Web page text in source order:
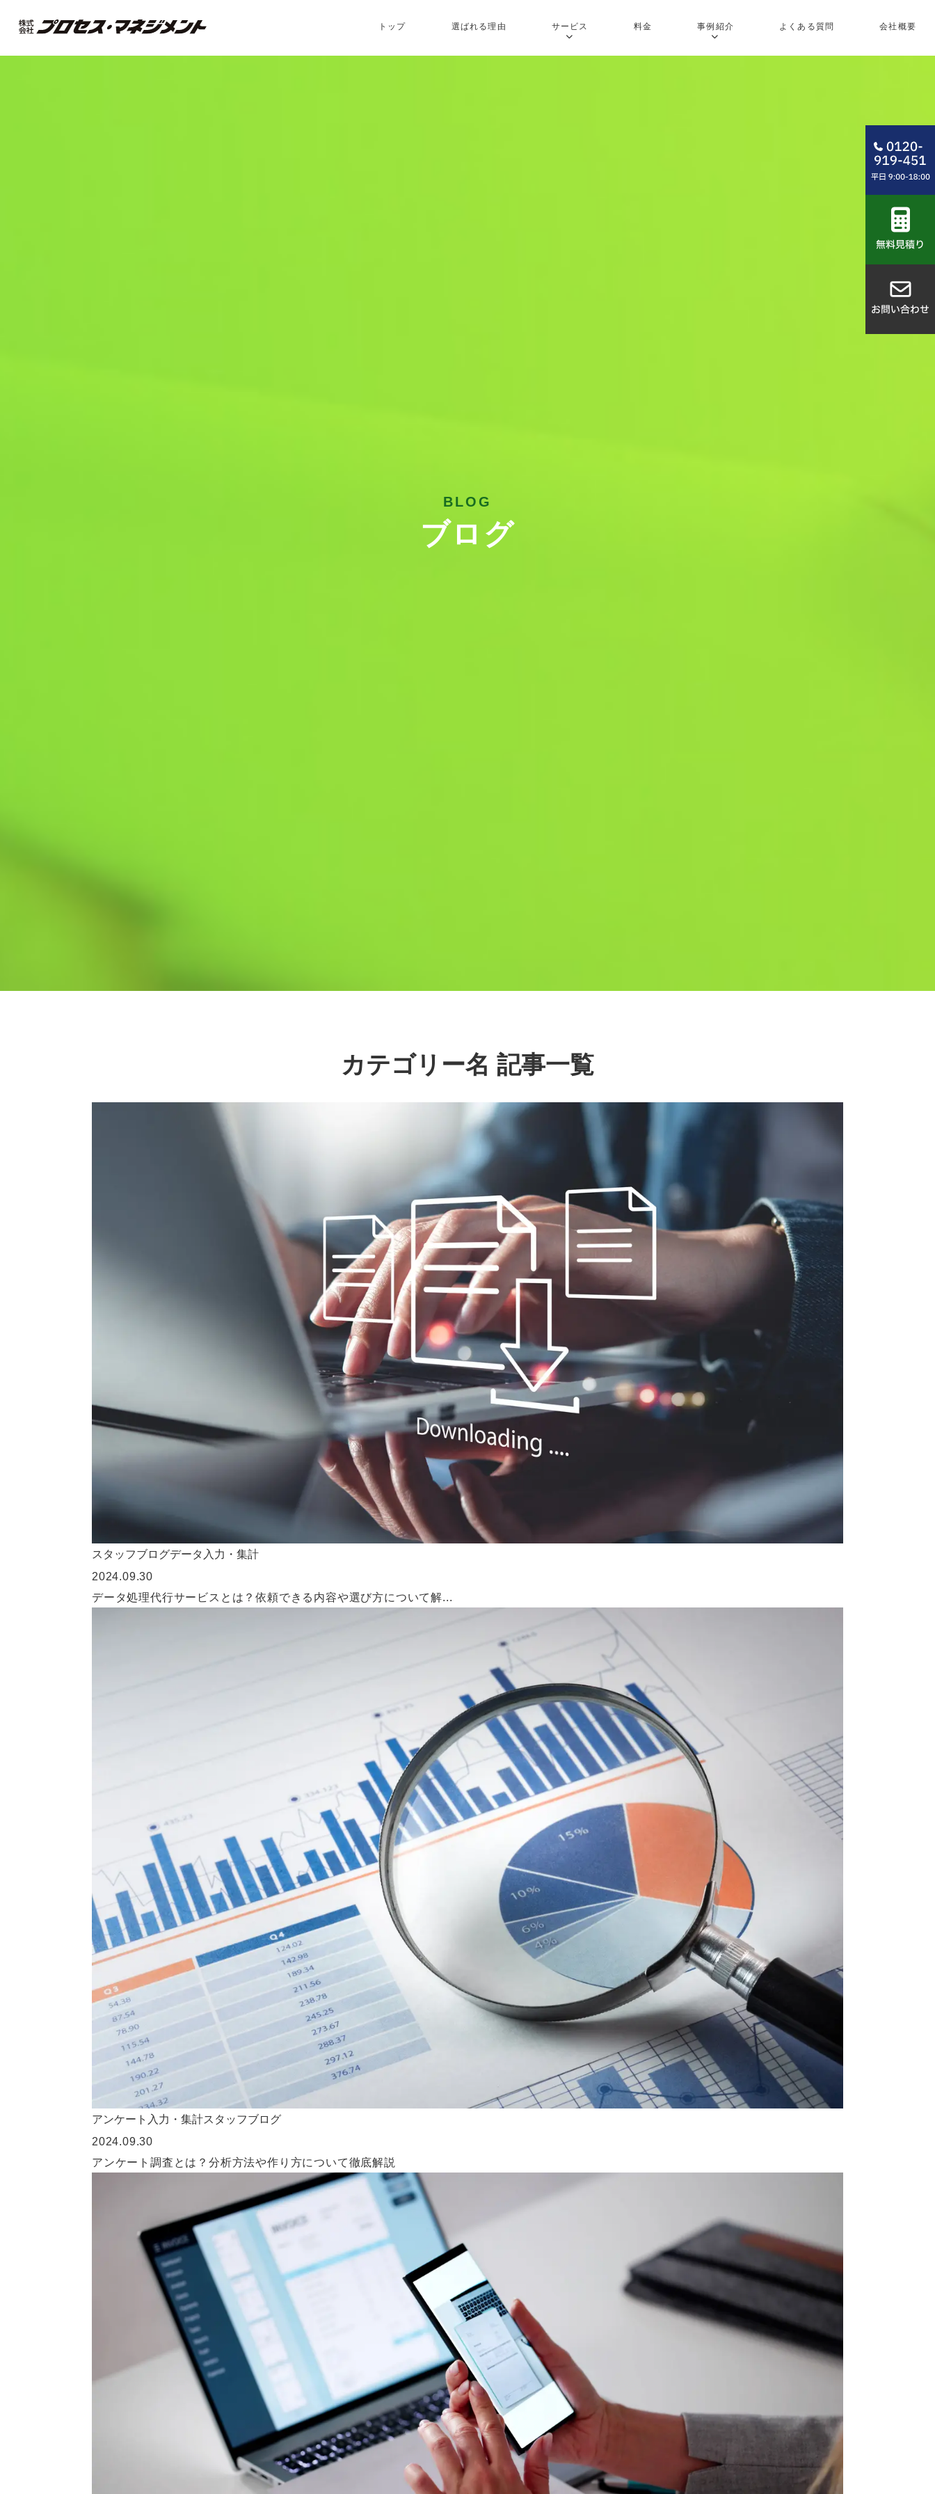
トップ 選ばれる理由 サービス 料金 事例紹介 よくある質問 会社概要
BLOG
ブログ
カテゴリー名 記事一覧
スタッフブログデータ入力・集計
2024.09.30
データ処理代行サービスとは？依頼できる内容や選び方について解...
アンケート入力・集計スタッフブログ
2024.09.30
アンケート調査とは？分析方法や作り方について徹底解説